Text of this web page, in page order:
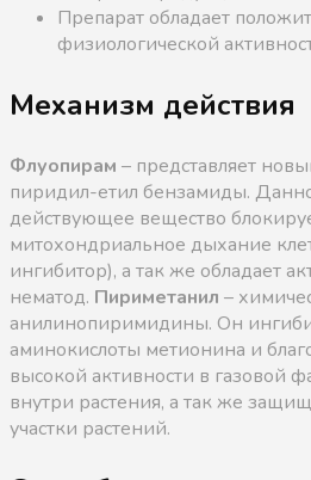
Препарат обладает
физиологической
Механизм действия
Флуопирам – представляет
пиридил-етил бензамиды.
действующее вещество
митохондриальное дыхание
ингибитор), а так же обладает
нематод. Пириметанил –
анилинопиримидины. Он
аминокислоты метионина и
высокой активности в газовой
внутри растения, а так же
участки растений.